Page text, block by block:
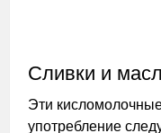
Сливки и
Эти
употребление